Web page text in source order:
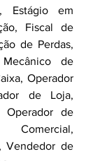
Estágio em
Fiscal de
de Perdas,
de
Operador
de Loja,
Operador de
Comercial,
Vendedor de